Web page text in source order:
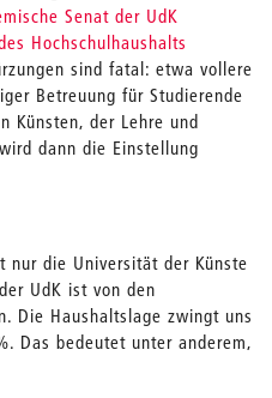
Senat der UdK
Hochschulhaushalts
sind fatal: etwa vollere
Betreuung für Studierende
Künsten, der Lehre und
dann die Einstellung
nur die Universität der Künste
UdK ist von den
Die Haushaltslage zwingt uns
Das bedeutet unter anderem,